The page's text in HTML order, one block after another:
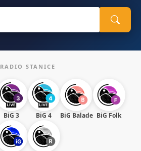
RADIO STANICE
BiG 3 BiG 4 BiG Balade BiG Folk